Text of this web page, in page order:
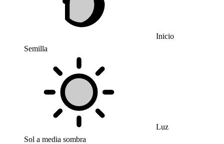
Inicio
Semilla
Luz
Sol a media sombra